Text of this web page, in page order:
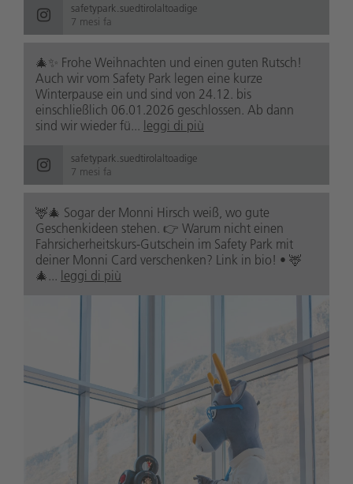
safetypark.suedtirolaltoadige
7 mesi fa
🎄✨ Frohe Weihnachten und einen guten Rutsch!
Auch wir vom Safety Park legen eine kurze
Winterpause ein und sind von 24.12. bis
einschließlich 06.01.2026 geschlossen. Ab dann
sind wir wieder fü... leggi di più
safetypark.suedtirolaltoadige
7 mesi fa
🦌🎄 Sogar der Monni Hirsch weiß, wo gute
Geschenkideen stehen. 👉 Warum nicht einen
Fahrsicherheitskurs-Gutschein im Safety Park mit
deiner Monni Card verschenken? Link in bio! • 🦌
🎄... leggi di più